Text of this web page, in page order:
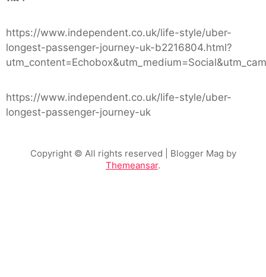
https://www.independent.co.uk/life-style/uber-
longest-passenger-journey-uk-b2216804.html?
https://www.independent.co.uk/life-style/uber-
longest-passenger-journey-uk
Copyright © All rights reserved | Blogger Mag by
Themeansar.